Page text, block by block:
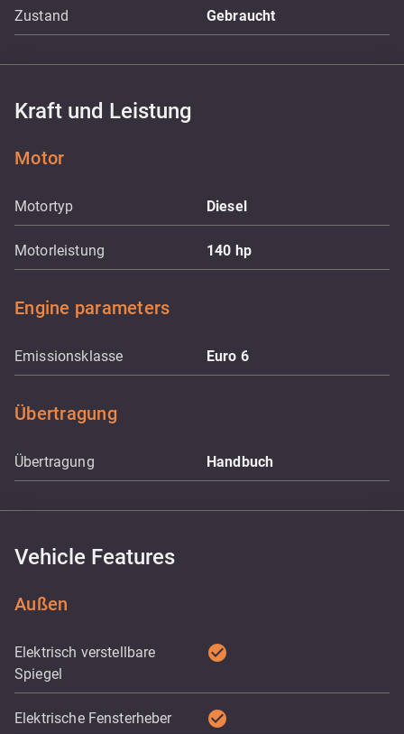
Zustand Gebraucht
Kraft und Leistung
Motor
Motortyp Diesel
Motorleistung 140 hp
Engine parameters
Emissionsklasse Euro 6
Übertragung
Übertragung Handbuch
Vehicle Features
Außen
Elektrisch verstellbare
Spiegel
check_circle
Elektrische Fensterheber check_circle